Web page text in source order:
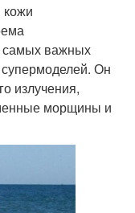
кожи
самых важных
супермоделей. Он
излучения,
морщины и